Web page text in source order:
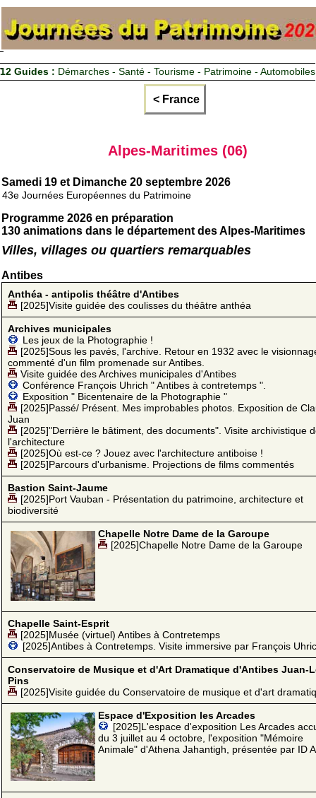
12 Guides : Démarches - Santé - Tourisme - Patrimoine - Automobiles
< France
Alpes-Maritimes (06)
Samedi 19 et Dimanche 20 septembre 2026
43e Journées Européennes du Patrimoine
Programme 2026 en préparation
130 animations dans le département des Alpes-Maritimes
Villes, villages ou quartiers remarquables
Antibes
Anthéa - antipolis théâtre d'Antibes
[2025]Visite guidée des coulisses du théâtre anthéa
Archives municipales
Les jeux de la Photographie !
[2025]Sous les pavés, l'archive. Retour en 1932 avec le
commenté d'un film promenade sur Antibes.
Visite guidée des Archives municipales d'Antibes
Conférence François Uhrich " Antibes à contretemps ".
Exposition " Bicentenaire de la Photographie "
[2025]Passé/ Présent. Mes improbables photos. Exposition de
Juan
[2025]"Derrière le bâtiment, des documents". Visite archivistique
l'architecture
[2025]Où est-ce ? Jouez avec l'architecture antiboise !
[2025]Parcours d'urbanisme. Projections de films commentés
Bastion Saint-Jaume
[2025]Port Vauban - Présentation du patrimoine, architecture et
biodiversité
Chapelle Notre Dame de la Garoupe
[2025]Chapelle Notre Dame de la Garoupe
Chapelle Saint-Esprit
[2025]Musée (virtuel) Antibes à Contretemps
[2025]Antibes à Contretemps. Visite immersive par François
Conservatoire de Musique et d'Art Dramatique d'Antibes Juan-
Pins
[2025]Visite guidée du Conservatoire de musique et d'art
Espace d'Exposition les Arcades
[2025]L'espace d'exposition Les Arcades
du 3 juillet au 4 octobre, l'exposition "Mémoire
Animale" d'Athena Jahantigh, présentée par ID